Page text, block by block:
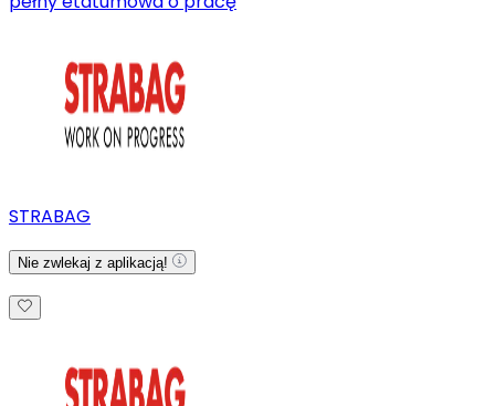
STRABAG
Nie zwlekaj z aplikacją!